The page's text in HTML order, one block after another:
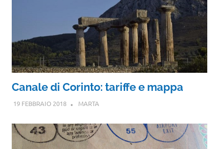
Canale di Corinto: tariffe e mappa
19 FEBBRAIO 2018 MARTA